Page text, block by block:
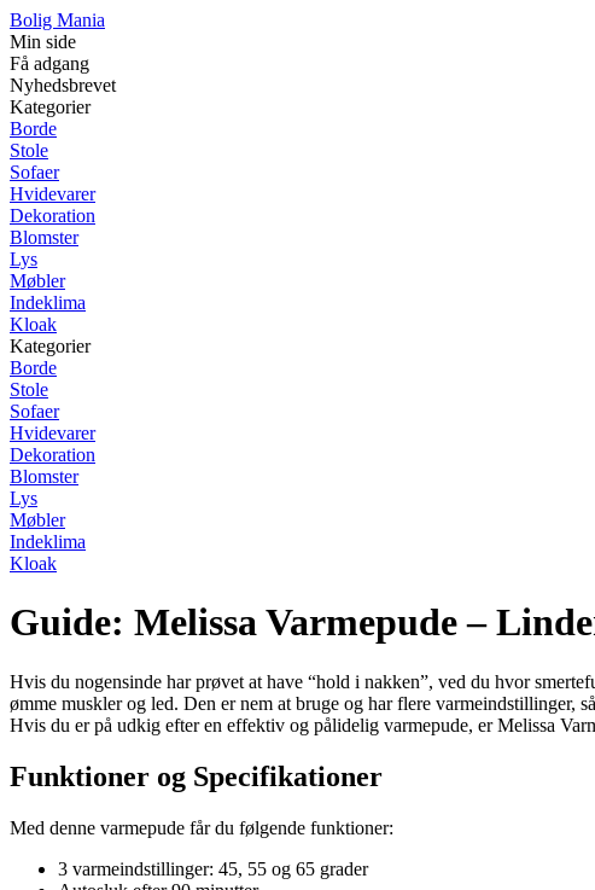
Bolig Mania
Min side
Få adgang
Nyhedsbrevet
Kategorier
Borde
Stole
Sofaer
Hvidevarer
Dekoration
Blomster
Lys
Møbler
Indeklima
Kloak
Kategorier
Borde
Stole
Sofaer
Hvidevarer
Dekoration
Blomster
Lys
Møbler
Indeklima
Kloak
Guide: Melissa Varmepude –
Hvis du nogensinde har prøvet at have “hold i nakken”, ved du hvor
ømme muskler og led. Den er nem at bruge og har flere varmeindstillinger,
Hvis du er på udkig efter en effektiv og pålidelig varmepude, er Melissa
Funktioner og Specifikationer
Med denne varmepude får du følgende funktioner:
3 varmeindstillinger: 45, 55 og 65 grader